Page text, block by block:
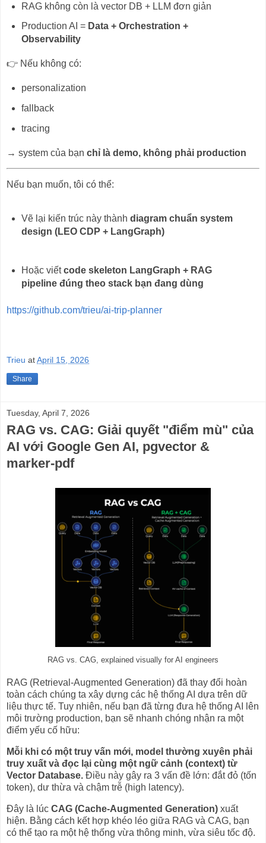
RAG không còn là vector DB + LLM đơn giản
Production AI = Data + Orchestration +
Observability
👉 Nếu không có:
personalization
fallback
tracing
→ system của bạn chỉ là demo, không phải production
Nếu bạn muốn, tôi có thể:
Vẽ lại kiến trúc này thành diagram chuẩn system
design (LEO CDP + LangGraph)
Hoặc viếtcode skeleton LangGraph + RAG
pipeline đúng theo stack bạn đang dùng
https://github.com/trieu/ai-trip-planner
Trieu atApril 15, 2026
Share
Tuesday, April 7, 2026
RAG vs. CAG: Giải quyết "điểm mù" của
AI với Google Gen AI, pgvector &
marker-pdf
RAG vs. CAG, explained visually for AI engineers
RAG (Retrieval-Augmented Generation) đã thay đổi hoàn
toàn cách chúng ta xây dựng các hệ thống AI dựa trên dữ
liệu thực tế. Tuy nhiên, nếu bạn đã từng đưa hệ thống AI lên
môi trường production, bạn sẽ nhanh chóng nhận ra một
điểm yếu cố hữu:
Mỗi khi có một truy vấn mới, model thường xuyên phải
truy xuất và đọc lại cùng một ngữ cảnh (context) từ
Vector Database. Điều này gây ra 3 vấn đề lớn: đắt đỏ (tốn
token), dư thừa và chậm trễ (high latency).
Đây là lúc CAG (Cache-Augmented Generation) xuất
hiện. Bằng cách kết hợp khéo léo giữa RAG và CAG, bạn
có thể tạo ra một hệ thống vừa thông minh, vừa siêu tốc độ.